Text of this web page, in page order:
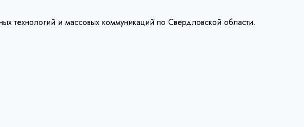
технологий и массовых коммуникаций по Свердловской области.